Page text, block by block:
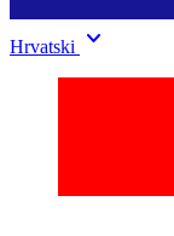
Hrvatski keyboard_arrow_down